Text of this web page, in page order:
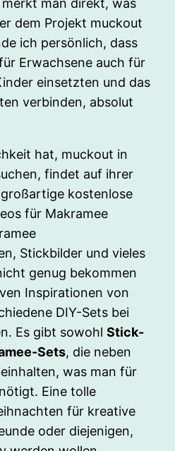
man direkt, was
dem Projekt muckout
ich persönlich, dass
Erwachsene auch für
einsetzten und das
verbinden, absolut
hat, muckout in
findet auf ihrer
kostenlose
für Makramee
Stickbilder und vieles
genug bekommen
Inspirationen von
DIY-Sets bei
Es gibt sowohlStick-
Sets, die neben
was man für
Eine tolle
für kreative
oder diejenigen,